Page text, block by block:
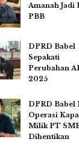
Amanah Jadi
PBB
DPRD Babel
Sepakati
Perubahan
2025
DPRD Babel
Operasi
Milik PT
Dihentikan